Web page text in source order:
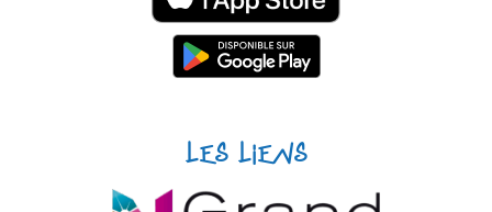
Les liens